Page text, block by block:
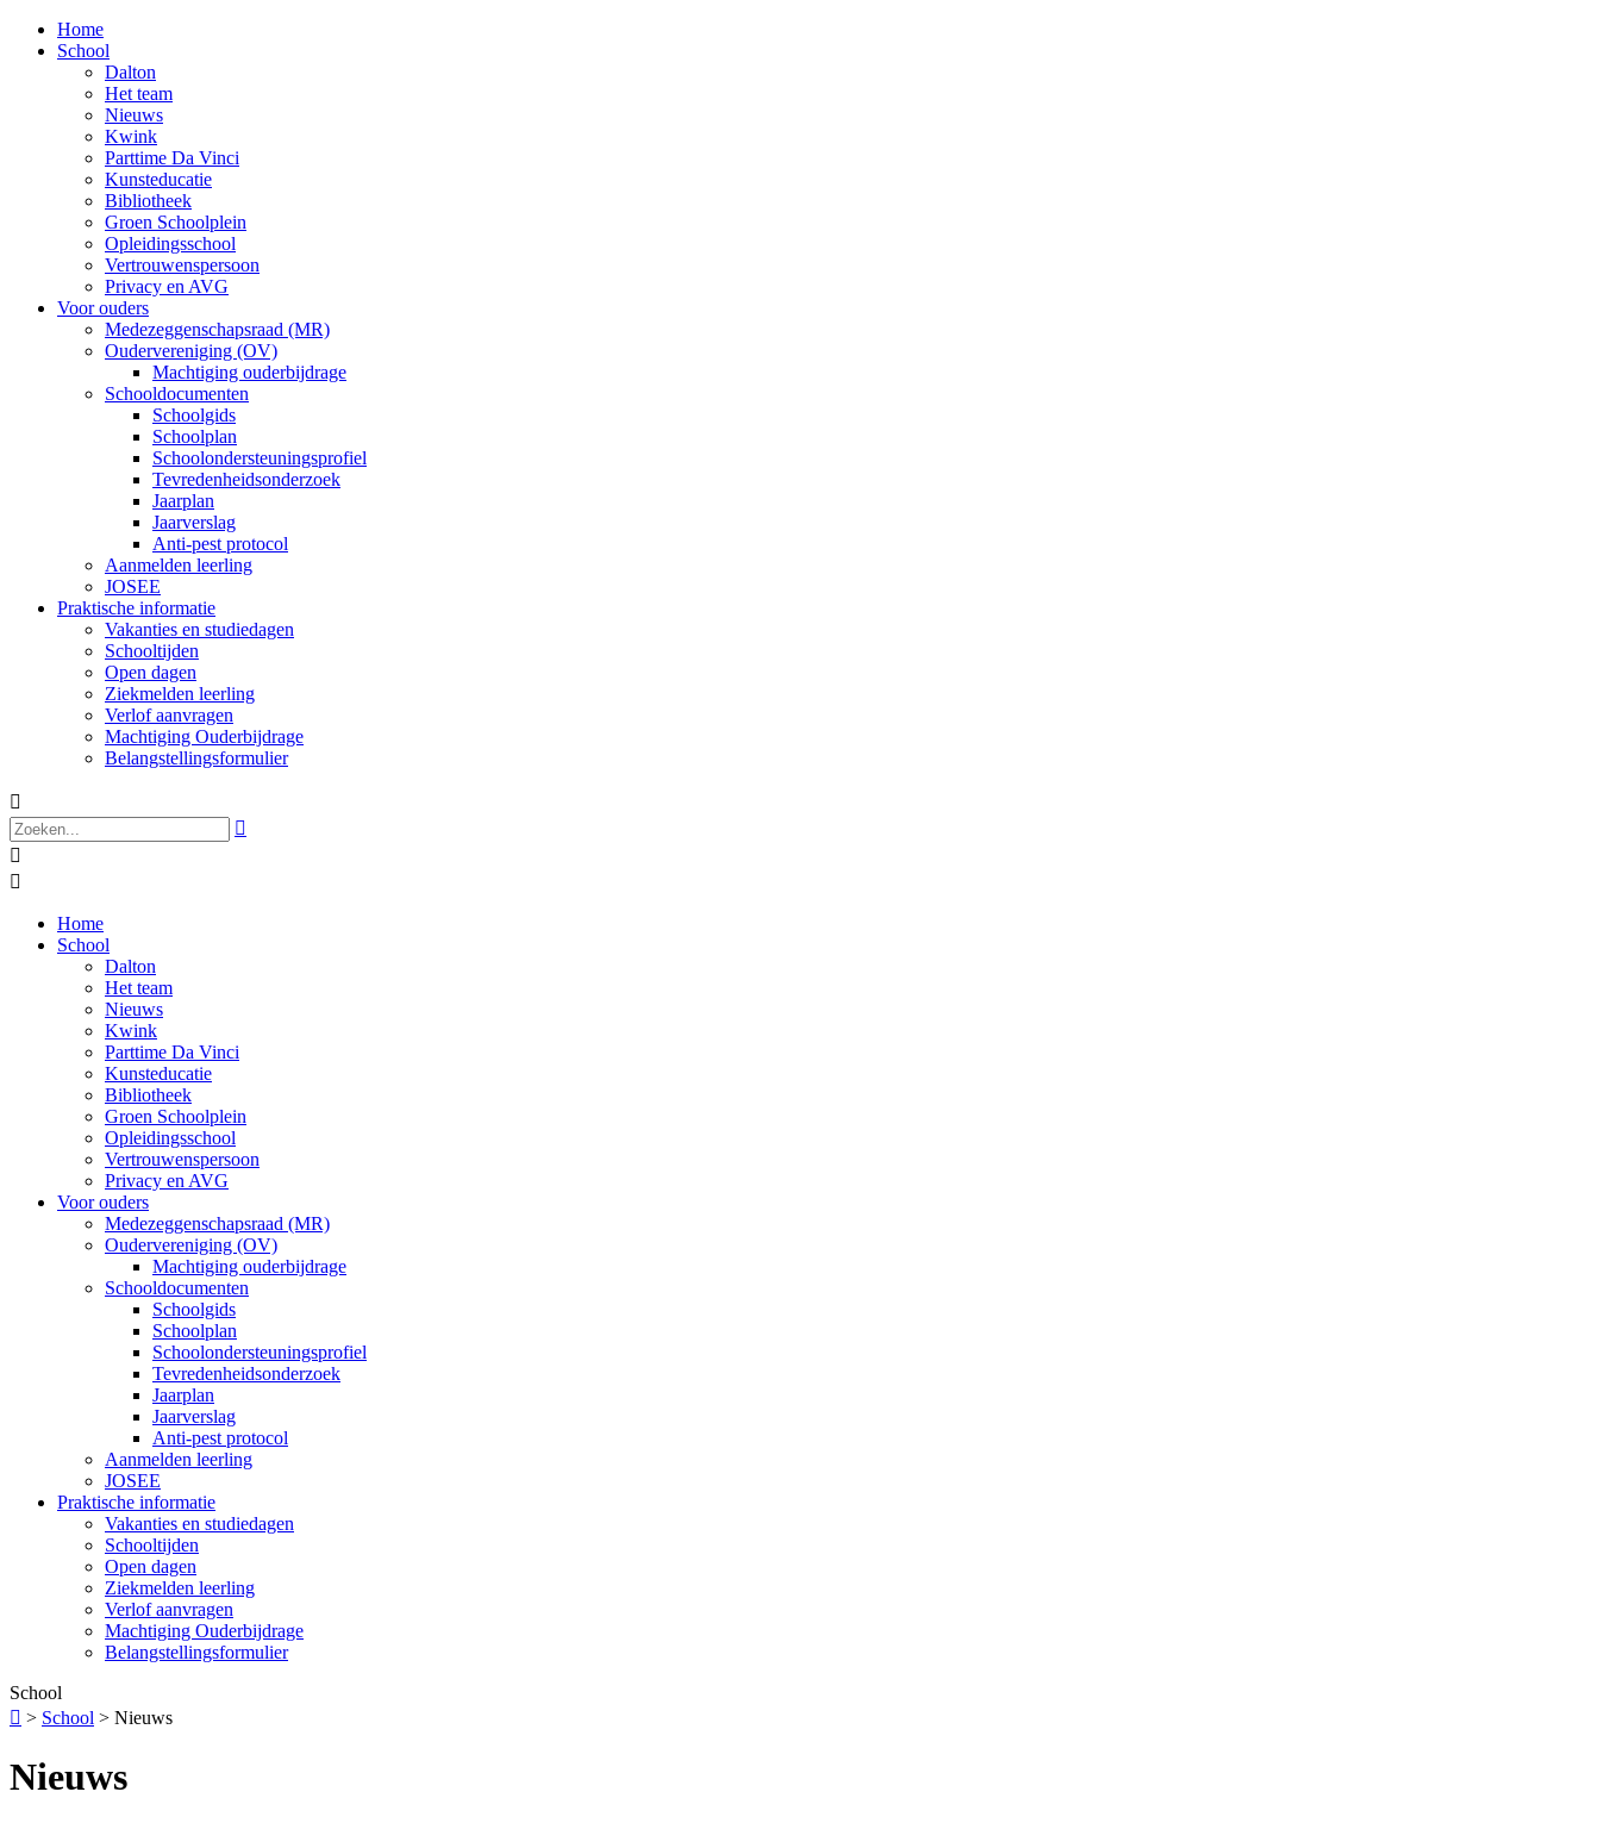
Home
School
Dalton
Het team
Nieuws
Kwink
Parttime Da Vinci
Kunsteducatie
Bibliotheek
Groen Schoolplein
Opleidingsschool
Vertrouwenspersoon
Privacy en AVG
Voor ouders
Medezeggenschapsraad (MR)
Oudervereniging (OV)
Machtiging ouderbijdrage
Schooldocumenten
Schoolgids
Schoolplan
Schoolondersteuningsprofiel
Tevredenheidsonderzoek
Jaarplan
Jaarverslag
Anti-pest protocol
Aanmelden leerling
JOSEE
Praktische informatie
Vakanties en studiedagen
Schooltijden
Open dagen
Ziekmelden leerling
Verlof aanvragen
Machtiging Ouderbijdrage
Belangstellingsformulier




Home
School
Dalton
Het team
Nieuws
Kwink
Parttime Da Vinci
Kunsteducatie
Bibliotheek
Groen Schoolplein
Opleidingsschool
Vertrouwenspersoon
Privacy en AVG
Voor ouders
Medezeggenschapsraad (MR)
Oudervereniging (OV)
Machtiging ouderbijdrage
Schooldocumenten
Schoolgids
Schoolplan
Schoolondersteuningsprofiel
Tevredenheidsonderzoek
Jaarplan
Jaarverslag
Anti-pest protocol
Aanmelden leerling
JOSEE
Praktische informatie
Vakanties en studiedagen
Schooltijden
Open dagen
Ziekmelden leerling
Verlof aanvragen
Machtiging Ouderbijdrage
Belangstellingsformulier
School
 > School > Nieuws
Nieuws